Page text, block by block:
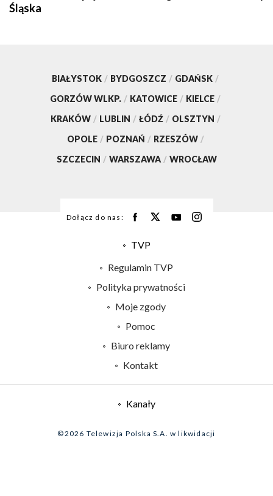
Śląska
BIAŁYSTOK / BYDGOSZCZ / GDAŃSK /
GORZÓW WLKP. / KATOWICE / KIELCE /
KRAKÓW / LUBLIN / ŁÓDŹ / OLSZTYN /
OPOLE / POZNAŃ / RZESZÓW /
SZCZECIN / WARSZAWA / WROCŁAW
Dołącz do nas:
TVP
Centrum informacji TVP
Naziemna Telewizja Cyfrowa
System NOS
Biuro Reklamy
Regulamin TVP
Polityka prywatności
Moje zgody
Pomoc
Biuro reklamy
Kontakt
Kanały
©2026 Telewizja Polska S.A. w likwidacji